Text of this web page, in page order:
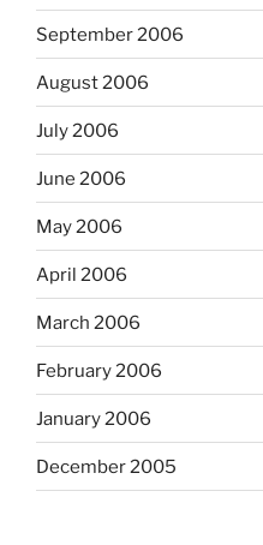
September 2006
August 2006
July 2006
June 2006
May 2006
April 2006
March 2006
February 2006
January 2006
December 2005